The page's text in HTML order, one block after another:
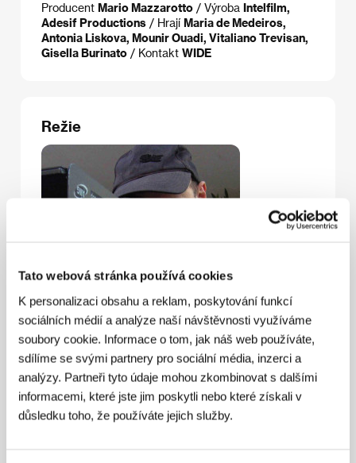
Tato webová stránka používá cookies
K personalizaci obsahu a reklam, poskytování funkcí
sociálních médií a analýze naší návštěvnosti využíváme
soubory cookie. Informace o tom, jak náš web používáte,
sdílíme se svými partnery pro sociální média, inzerci a
analýzy. Partneři tyto údaje mohou zkombinovat s dalšími
informacemi, které jste jim poskytli nebo které získali v
důsledku toho, že používáte jejich služby.
Producent Mario Mazzarotto / Výroba Intelfilm,
Adesif Productions / Hrají Maria de Medeiros,
Antonia Liskova, Mounir Ouadi, Vitaliano Trevisan,
Gisella Burinato / Kontakt WIDE
Režie
Marco Simon Puccioni(1963, Řím) absolvoval
architekturu (1989), a teprve potom získal
Fulbrightovo stipendium a odjel studovat filmovou
režii na UCLA do Spojených států. Má za sebou
poměrně dlouhou a bohatou dokumentaristickou
průpravu, vedle několika krátkých dokumentů
realizoval i čtyři celovečerní, v roce 2002 pak
debutoval hraným filmem Quello che cerchi